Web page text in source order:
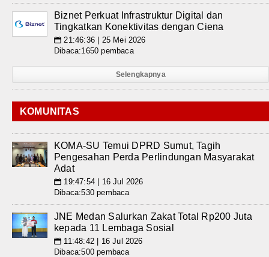
Biznet Perkuat Infrastruktur Digital dan
Tingkatkan Konektivitas dengan Ciena
📅 21:46:36 | 25 Mei 2026
Dibaca:1650 pembaca
Selengkapnya
KOMUNITAS
KOMA-SU Temui DPRD Sumut, Tagih
Pengesahan Perda Perlindungan Masyarakat
Adat
📅 19:47:54 | 16 Jul 2026
Dibaca:530 pembaca
JNE Medan Salurkan Zakat Total Rp200 Juta
kepada 11 Lembaga Sosial
📅 11:48:42 | 16 Jul 2026
Dibaca:500 pembaca